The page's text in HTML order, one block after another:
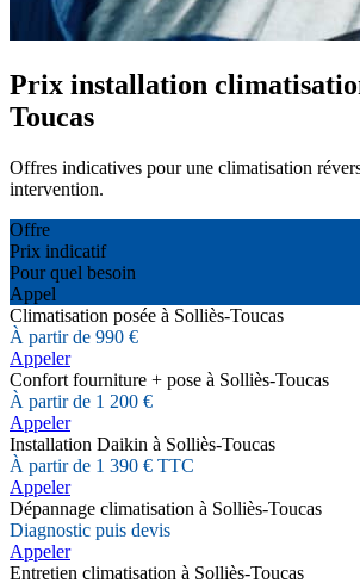
Prix installation
Toucas
Offres indicatives pour une climatisation
intervention.
Offre
Prix indicatif
Pour quel besoin
Appel
Climatisation posée à Solliès-Toucas
À partir de 990 €
Appeler
Confort fourniture + pose à Solliès-Toucas
À partir de 1 200 €
Appeler
Installation Daikin à Solliès-Toucas
À partir de 1 390 € TTC
Appeler
Dépannage climatisation à Solliès-Toucas
Diagnostic puis devis
Appeler
Entretien climatisation à Solliès-Toucas